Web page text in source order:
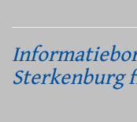
Sterkenburg